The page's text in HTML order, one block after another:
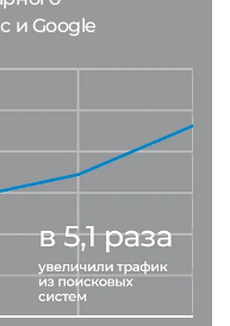
и Google